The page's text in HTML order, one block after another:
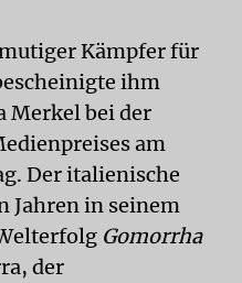
Kämpfer für
ihm
Merkel bei der
am
Der italienische
Jahren in seinem
Gomorrha
der